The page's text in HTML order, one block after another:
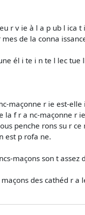
r v ie à l a p ub l ica
de la conna
él i te i n te l lec
maçonne r ie est-
f r a nc-maçonne r
penche rons su r
est p rofa ne.
maçons son t assez
des cathéd r